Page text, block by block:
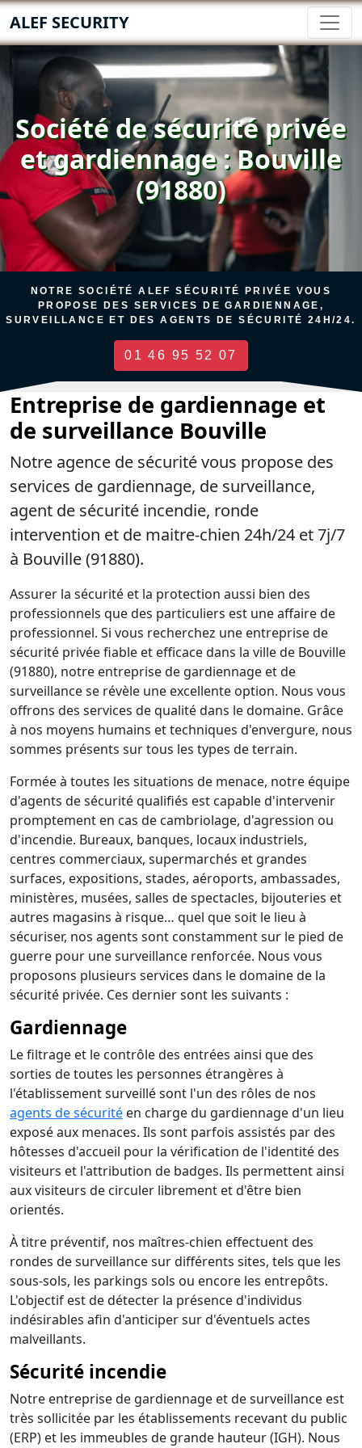
ALEF SECURITY
Société de sécurité privée
et gardiennage : Bouville
(91880)
NOTRE SOCIÉTÉ ALEF SÉCURITÉ PRIVÉE VOUS
PROPOSE DES SERVICES DE GARDIENNAGE,
SURVEILLANCE ET DES AGENTS DE SÉCURITÉ 24H/24.
01 46 95 52 07
Entreprise de gardiennage et
de surveillance Bouville
Notre agence de sécurité vous propose des
services de gardiennage, de surveillance,
agent de sécurité incendie, ronde
intervention et de maitre-chien 24h/24 et 7j/7
à Bouville (91880).
Assurer la sécurité et la protection aussi bien des
professionnels que des particuliers est une affaire de
professionnel. Si vous recherchez une entreprise de
sécurité privée fiable et efficace dans la ville de Bouville
(91880), notre entreprise de gardiennage et de
surveillance se révèle une excellente option. Nous vous
offrons des services de qualité dans le domaine. Grâce
à nos moyens humains et techniques d'envergure, nous
sommes présents sur tous les types de terrain.
Formée à toutes les situations de menace, notre équipe
d'agents de sécurité qualifiés est capable d'intervenir
promptement en cas de cambriolage, d'agression ou
d'incendie. Bureaux, banques, locaux industriels,
centres commerciaux, supermarchés et grandes
surfaces, expositions, stades, aéroports, ambassades,
ministères, musées, salles de spectacles, bijouteries et
autres magasins à risque… quel que soit le lieu à
sécuriser, nos agents sont constamment sur le pied de
guerre pour une surveillance renforcée. Nous vous
proposons plusieurs services dans le domaine de la
sécurité privée. Ces dernier sont les suivants :
Gardiennage
Le filtrage et le contrôle des entrées ainsi que des
sorties de toutes les personnes étrangères à
l'établissement surveillé sont l'un des rôles de nos
agents de sécurité en charge du gardiennage d'un lieu
exposé aux menaces. Ils sont parfois assistés par des
hôtesses d'accueil pour la vérification de l'identité des
visiteurs et l'attribution de badges. Ils permettent ainsi
aux visiteurs de circuler librement et d'être bien
orientés.
À titre préventif, nos maîtres-chien effectuent des
rondes de surveillance sur différents sites, tels que les
sous-sols, les parkings sols ou encore les entrepôts.
L'objectif est de détecter la présence d'individus
indésirables afin d'anticiper sur d'éventuels actes
malveillants.
Sécurité incendie
Notre entreprise de gardiennage et de surveillance est
très sollicitée par les établissements recevant du public
(ERP) et les immeubles de grande hauteur (IGH). Nous